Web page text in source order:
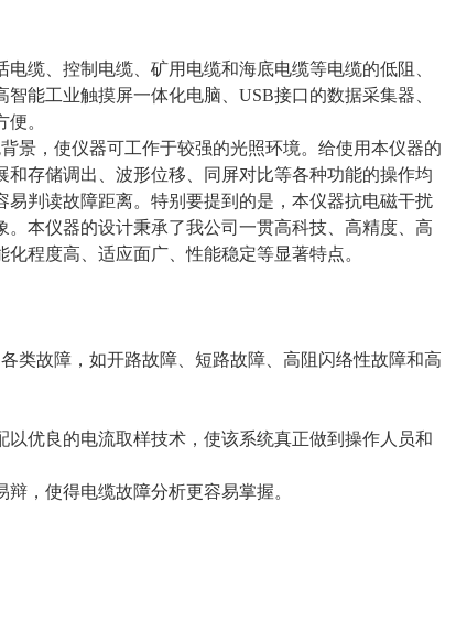
缆、控制电缆、矿用电缆和海底电缆等电缆的低阻、
能工业触摸屏一体化电脑、USB接口的数据采集器、
。
景，使仪器可工作于较强的光照环境。给使用本仪器的
存储调出、波形位移、同屏对比等各种功能的操作均
判读故障距离。特别要提到的是，本仪器抗电磁干扰
本仪器的设计秉承了我公司一贯高科技、高精度、高
程度高、适应面广、性能稳定等显著特点。
类故障，如开路故障、短路故障、高阻闪络性故障和高
优良的电流取样技术，使该系统真正做到操作人员和
，使得电缆故障分析更容易掌握。